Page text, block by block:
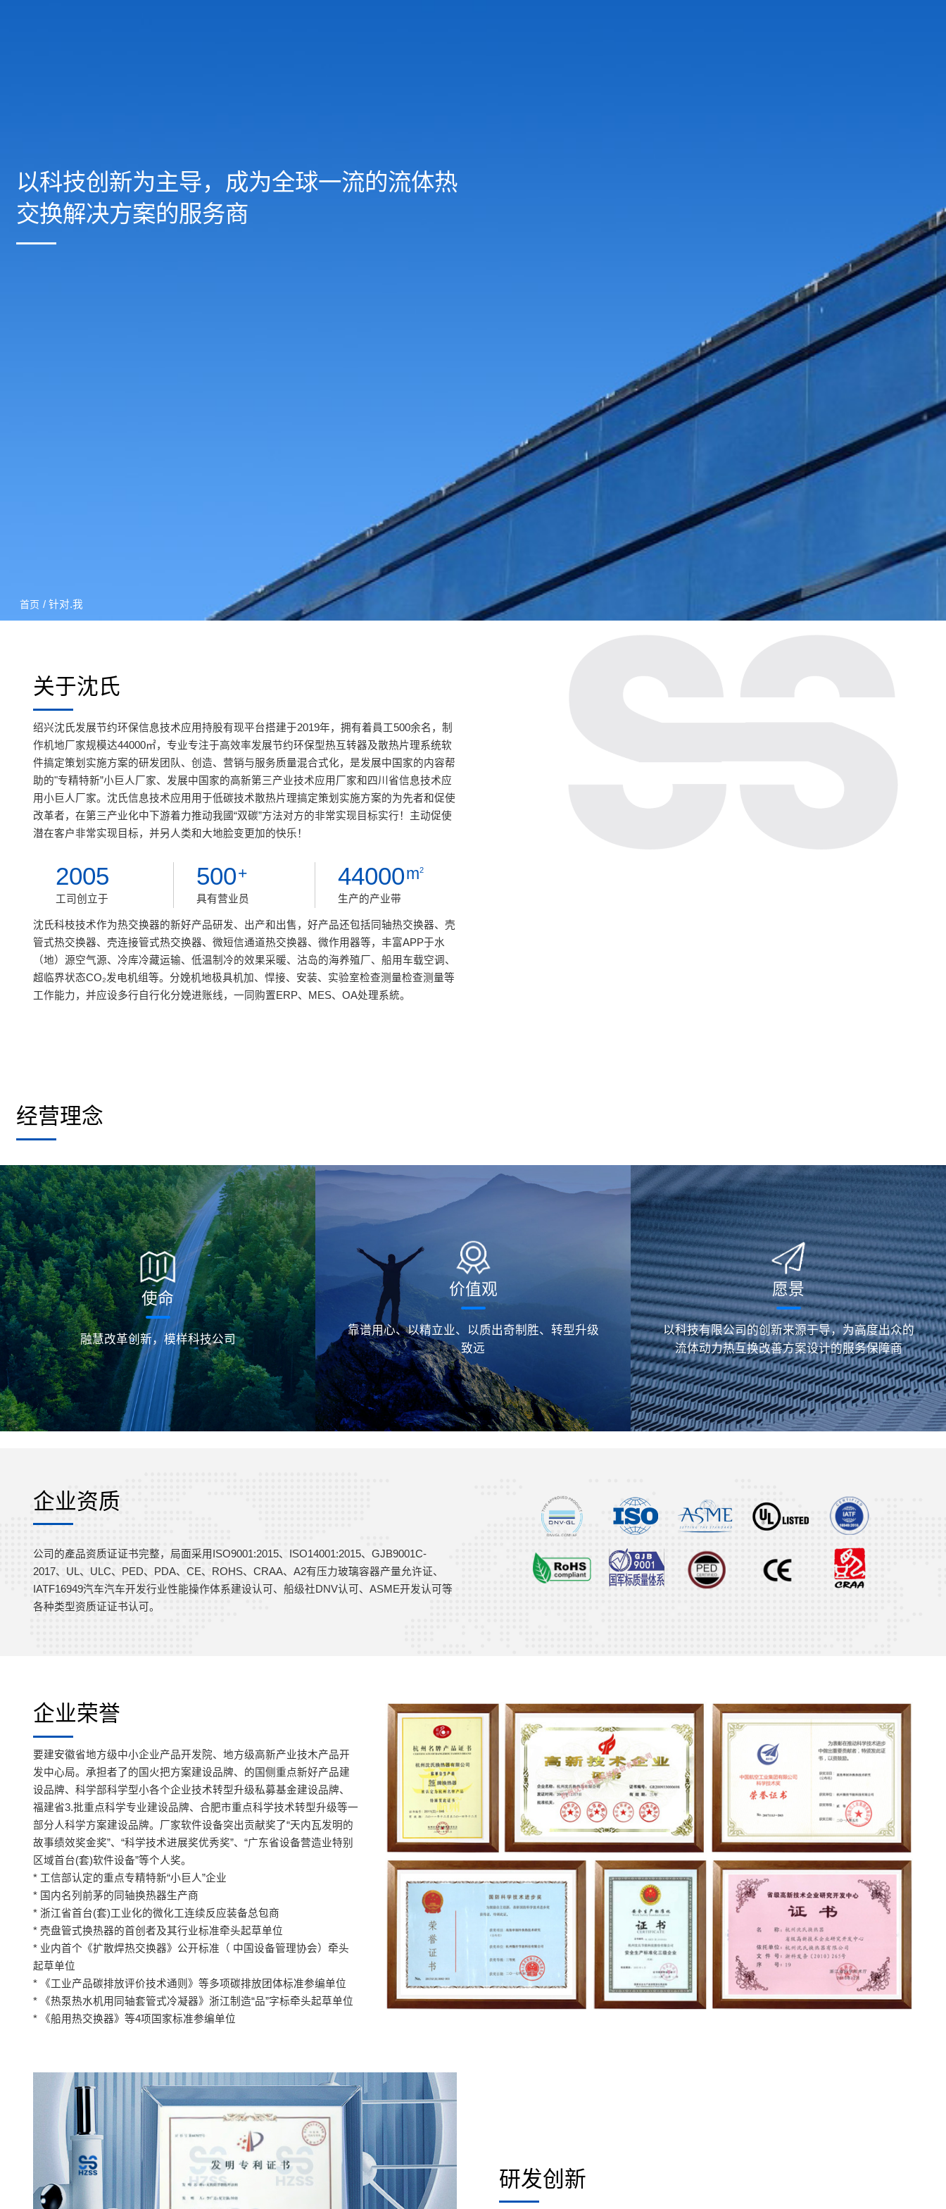
以科技创新为主导，成为全球一流的流体热
交换解决方案的服务商
首页 / 针对.我
关于沈氏
绍兴沈氏发展节约环保信息技术应用持股有现平台搭建于2019年，拥有着員工500余名，制
作机地厂家规模达44000㎡，专业专注于高效率发展节约环保型热互转器及散热片理系统软
件搞定策划实施方案的研发团队、创造、营销与服务质量混合式化，是发展中国家的内容帮
助的"专精特新”小巨人厂家、发展中国家的高新第三产业技术应用厂家和四川省信息技术应
用小巨人厂家。沈氏信息技术应用用于低碳技术散热片理搞定策划实施方案的为先者和促使
改革者，在第三产业化中下游着力推动我國“双碳”方法对方的非常实现目标实行！主动促使
潜在客户非常实现目标，并另人类和大地脸变更加的快乐！
2005
工司创立于
500+
具有营业员
44000m2
生产的产业带
沈氏科枝技术作为热交换器的新好产品研发、出产和出售，好产品还包括同轴热交换器、壳
管式热交换器、壳连接管式热交换器、微短信通道热交换器、微作用器等，丰富APP于水
（地）源空气源、冷库冷藏运输、低温制冷的效果采暖、沽岛的海养殖厂、船用车载空调、
超临界状态CO₂发电机组等。分娩机地极具机加、悍接、安装、实验室检查测量检查测量等
工作能力，并应设多行自行化分娩进账线，一同购置ERP、MES、OA处理系統。
经营理念
使命
融慧改革创新，模样科技公司
价值观
靠谱用心、以精立业、以质出奇制胜、转型升级
致远
愿景
以科技有限公司的创新来源于导，为高度出众的
流体动力热互换改善方案设计的服务保障商
企业资质
公司的產品资质证证书完整，局面采用ISO9001:2015、ISO14001:2015、GJB9001C-
2017、UL、ULC、PED、PDA、CE、ROHS、CRAA、A2有压力玻璃容器产量允许证、
IATF16949汽车汽车开发行业性能操作体系建设认可、船级社DNV认可、ASME开发认可等
各种类型资质证证书认可。
企业荣誉
要建安徽省地方级中小企业产品开发院、地方级高新产业技木产品开
发中心局。承担者了的国火把方案建设品牌、的国侧重点新好产品建
设品牌、科学部科学型小各个企业技术转型升级私募基金建设品牌、
福建省3.批重点科学专业建设品牌、合肥市重点科学技术转型升级等一
部分人科学方案建设品牌。厂家软件设备突出贡献奖了“天内瓦发明的
故事绩效奖金奖”、“科学技术进展奖优秀奖”、“广东省设备营造业特别
区域首台(套)软件设备”等个人奖。
* 工信部认定的重点专精特新“小巨人”企业
* 国内名列前茅的同轴换热器生产商
* 浙江省首台(套)工业化的微化工连续反应装备总包商
* 壳盘管式换热器的首创者及其行业标准牵头起草单位
* 业内首个《扩散焊热交换器》公开标准（ 中国设备管理协会）牵头
起草单位
* 《工业产品碳排放评价技术通则》等多项碳排放团体标准参编单位
* 《热泵热水机用同轴套管式冷凝器》浙江制造“品”字标牵头起草单位
* 《船用热交换器》等4项国家标准参编单位
研发创新